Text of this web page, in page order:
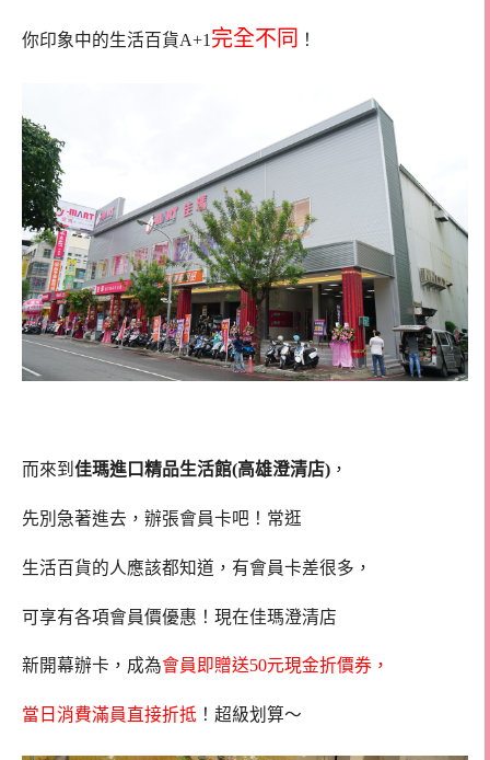
你印象中的生活百貨A+1 完全不同 ！
而來到 佳瑪進口精品生活館(高雄澄清店) ，
先別急著進去，辦張會員卡吧！常逛
生活百貨的人應該都知道，有會員卡差很多，
可享有各項會員價優惠！現在佳瑪澄清店
新開幕辦卡，成為會員即贈送50元現金折價券，
當日消費滿員直接折抵 ！超級划算～